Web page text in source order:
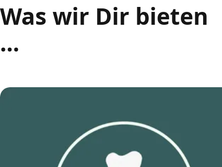
Was wir Dir bieten
...